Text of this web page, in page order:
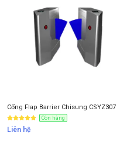
Cổng Flap Barrier Chisung CSYZ307
Còn hàng
Liên hệ